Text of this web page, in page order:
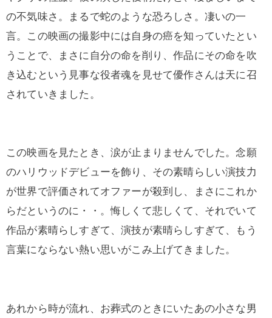
の不気味さ。まるで蛇のような恐ろしさ。凄いの一
言。この映画の撮影中には自身の癌を知っていたとい
うことで、まさに自分の命を削り、作品にその命を吹
き込むという見事な役者魂を見せて優作さんは天に召
されていきました。
この映画を見たとき、涙が止まりませんでした。念願
のハリウッドデビューを飾り、その素晴らしい演技力
が世界で評価されてオファーが殺到し、まさにこれか
らだというのに・・。悔しくて悲しくて、それでいて
作品が素晴らしすぎて、演技が素晴らしすぎて、もう
言葉にならない熱い思いがこみ上げてきました。
あれから時が流れ、お葬式のときにいたあの小さな男